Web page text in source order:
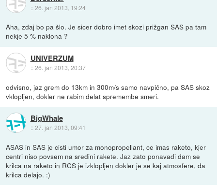
::26. jan 2013, 19:24
Aha, zdaj bo pa šlo. Je sicer dobro imet skozi prižgan SAS pa tam
nekje 5 % naklona ?
UNIVERZUM
::26. jan 2013, 20:37
odvisno, jaz grem do 13km in 300m/s samo navpično, pa SAS skoz
vklopljen, dokler ne rabim delat spremembe smeri.
BigWhale
::27. jan 2013, 09:41
ASAS in SAS je cisti umor za monopropellant, ce imas raketo, kjer
centri niso povsem na sredini rakete. Jaz zato ponavadi dam se
krilca na raketo in RCS je izklopljen dokler je se kaj atmosfere, da
krilca delajo. :)